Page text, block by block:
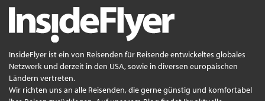
InsideFlyer ist ein von Reisenden für Reisende entwickeltes globales
Netzwerk und derzeit in den USA, sowie in diversen europäischen
Ländern vertreten.
Wir richten uns an alle Reisenden, die gerne günstig und komfortabel